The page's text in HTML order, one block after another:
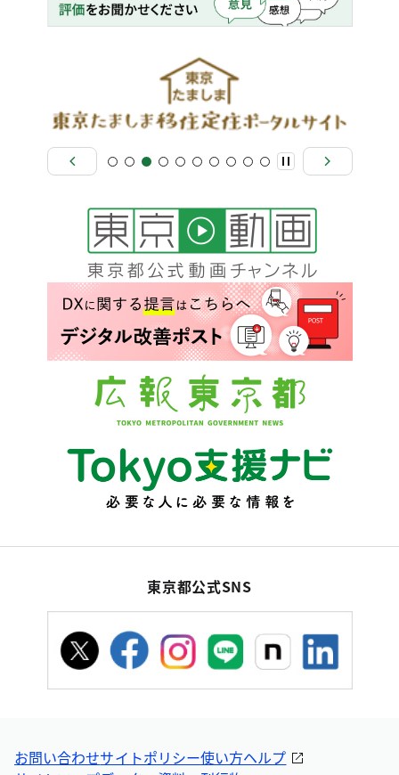
東京都公式SNS
お問い合わせサイトポリシー使い方ヘルプ